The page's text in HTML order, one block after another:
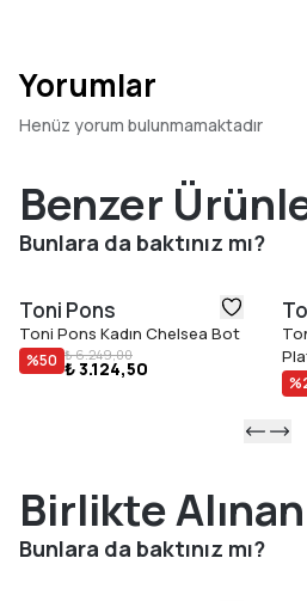
çizgisiyle Tura; yazlık elbiselerden
geniş bir yelpazede yer bulur. Bu
beden arasında kaldığınızda büyük
seçeneği sunar. Çapraz elastik
bir uyum sunar.
Öne Çıkan Özellikler
Jüt dolgu topuk (toplam 6 cm)
Kaymaz kauçuk dış taban
Deri kaplı iç taban
Yorumlar
Henüz yorum bulunmamaktadır
Benzer
Bunlara da baktınız mı?
Toni Pons
Toni Pons Kadın Chelsea Bot
%50 ₺ 6.249,00
₺ 3.124,50
%
Birlikte
Bunlara da baktınız mı?